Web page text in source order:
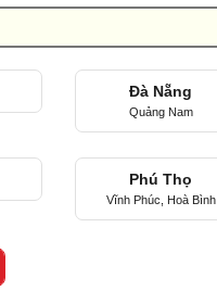
Đà Nẵng
Quảng Nam
Phú Thọ
Vĩnh Phúc, Hoà Bình